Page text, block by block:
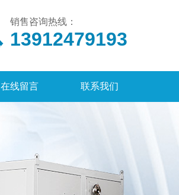
销售咨询热线：
13912479193
在线留言 联系我们